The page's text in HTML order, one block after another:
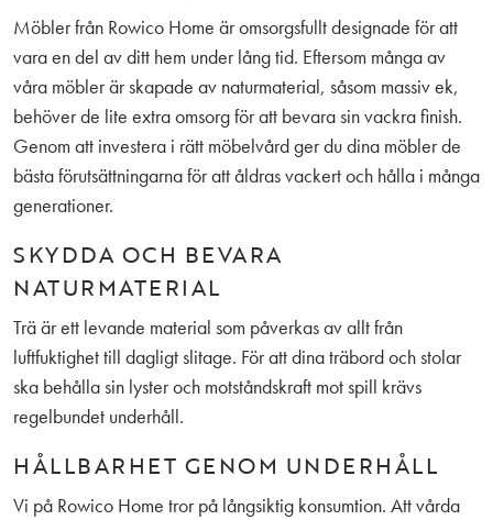
Möbler från Rowico Home är omsorgsfullt designade för att
vara en del av ditt hem under lång tid. Eftersom många av
våra möbler är skapade av naturmaterial, såsom massiv ek,
behöver de lite extra omsorg för att bevara sin vackra finish.
Genom att investera i rätt möbelvård ger du dina möbler de
bästa förutsättningarna för att åldras vackert och hålla i många
generationer.
SKYDDA OCH BEVARA
NATURMATERIAL
Trä är ett levande material som påverkas av allt från
luftfuktighet till dagligt slitage. För att dina träbord och stolar
ska behålla sin lyster och motståndskraft mot spill krävs
regelbundet underhåll.
HÅLLBARHET GENOM UNDERHÅLL
Vi på Rowico Home tror på långsiktig konsumtion. Att vårda